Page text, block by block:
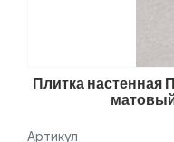
Плитка настенная
Артикул